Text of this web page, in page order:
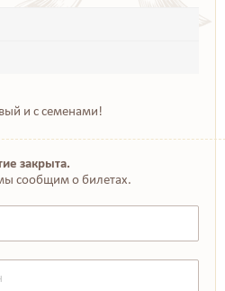
и с семенами!
закрыта.
сообщим о билетах.